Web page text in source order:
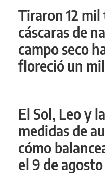
Tiraron 12
cáscaras de
campo seco
floreció un
El Sol, Leo y
medidas de
cómo
el 9 de agosto